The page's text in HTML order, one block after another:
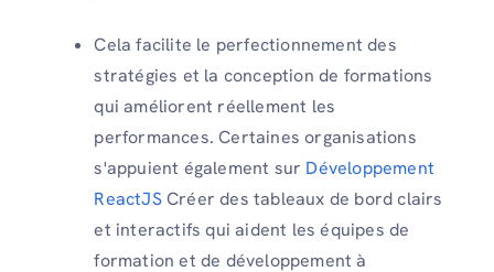
Cela facilite le perfectionnement des
stratégies et la conception de formations
qui améliorent réellement les
performances. Certaines organisations
s'appuient également sur Développement
ReactJSCréer des tableaux de bord clairs
et interactifs qui aident les équipes de
formation et de développement à